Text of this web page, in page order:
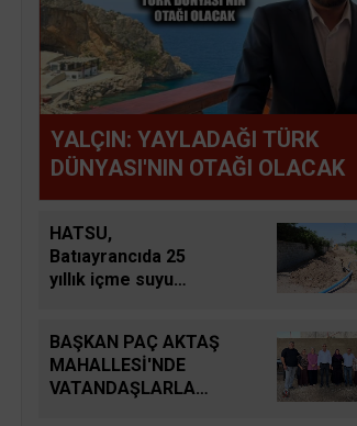
YAPILAN
GÖREBİLSEK
Süleyman GÖKSU
Zaferler Ayı Ağustos
AYNI ENKAZIN
YUTTUK...
İsmail Cingöz
Yarım Kalan Stratejik
Hayallerden Küresel
YALÇIN: YAYLADAĞI TÜRK
DÜNYASI'NIN OTAĞI OLACAK
HATSU,
Batıayrancıda 25
yıllık içme suyu
BAŞKAN PAÇ AKTAŞ
MAHALLESİ'NDE
VATANDAŞLARLA